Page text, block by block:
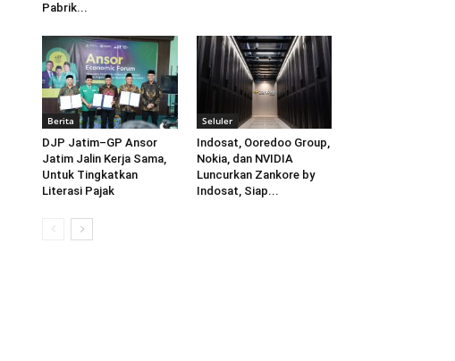
Pabrik...
Berita
DJP Jatim–GP Ansor
Jatim Jalin Kerja Sama,
Untuk Tingkatkan
Literasi Pajak
Seluler
Indosat, Ooredoo Group,
Nokia, dan NVIDIA
Luncurkan Zankore by
Indosat, Siap...